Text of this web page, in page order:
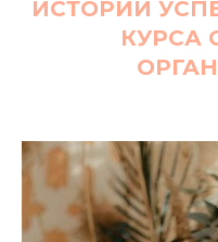
ИСТОРИИ
КУРСА